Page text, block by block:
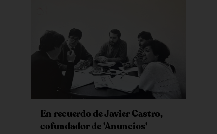
En recuerdo de Javier Castro,
cofundador de 'Anuncios'